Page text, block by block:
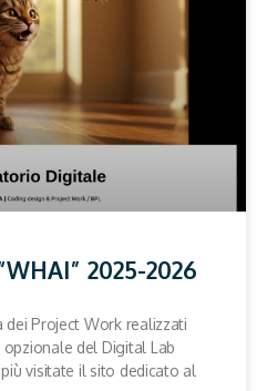
2025-2026
dei Project Work realizzati
opzionale del Digital Lab
più visitate il sito dedicato al